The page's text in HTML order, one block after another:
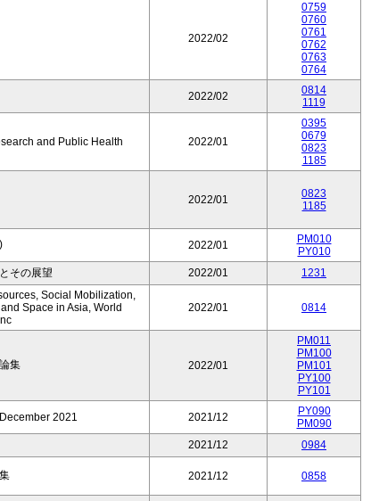
2022/02
0759
0760
0761
0762
0763
0764
2022/02
0814
1119
and Public Health 2022/01
0395
0679
0823
1185
2022/01
0823
1185
2022/01
PM010
PY010
その展望 2022/01 1231
Social Mobilization,
Space in Asia, World
2022/01 0814
集 2022/01
PM011
PM100
PM101
PY100
PY101
2021 2021/12
PY090
PM090
2021/12 0984
2021/12 0858